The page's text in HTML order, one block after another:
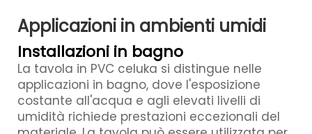
Applicazioni in ambienti umidi
Installazioni in bagno
La tavola in PVC celuka si distingue nelle
applicazioni in bagno, dove l'esposizione
costante all'acqua e agli elevati livelli di
umidità richiede prestazioni eccezionali del